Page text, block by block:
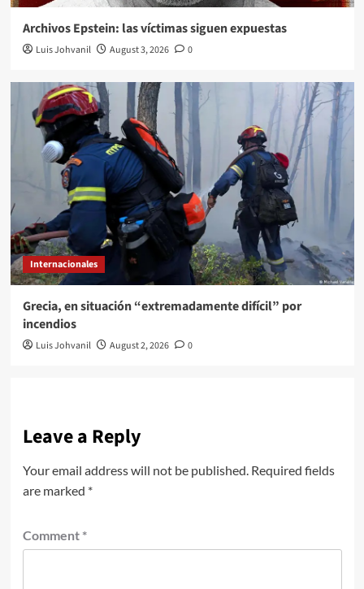
Archivos Epstein: las víctimas siguen expuestas
Luis Johvanil August 3, 2026 0
Internacionales
Grecia, en situación “extremadamente difícil” por
incendios
Luis Johvanil August 2, 2026 0
Leave a Reply
Your email address will not be published. Required fields
are marked *
Comment *